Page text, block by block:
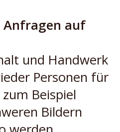
Anfragen auf
und Handwerk
Personen für
Beispiel
Bildern